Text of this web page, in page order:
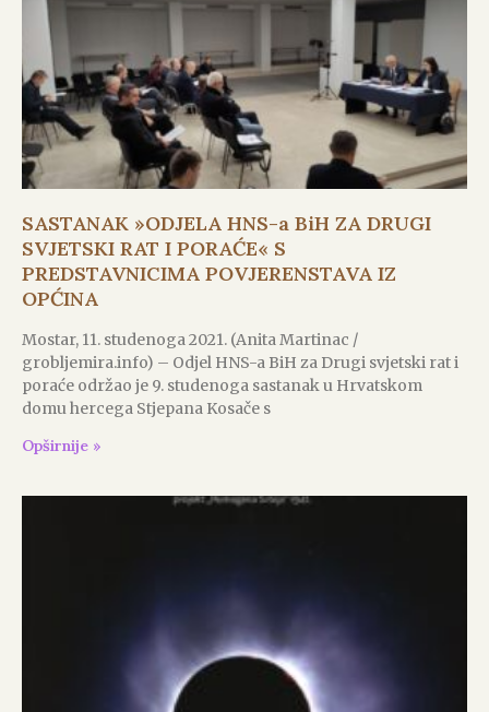
SASTANAK »ODJELA HNS-a BiH ZA DRUGI
SVJETSKI RAT I PORAĆE« S
PREDSTAVNICIMA POVJERENSTAVA IZ
OPĆINA
Mostar, 11. studenoga 2021. (Anita Martinac /
grobljemira.info) – Odjel HNS-a BiH za Drugi svjetski rat i
poraće održao je 9. studenoga sastanak u Hrvatskom
domu hercega Stjepana Kosače s
Opširnije »